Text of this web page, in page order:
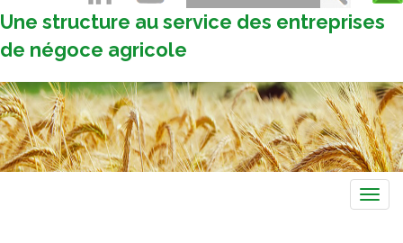
Une structure au service des entreprises
de négoce agricole